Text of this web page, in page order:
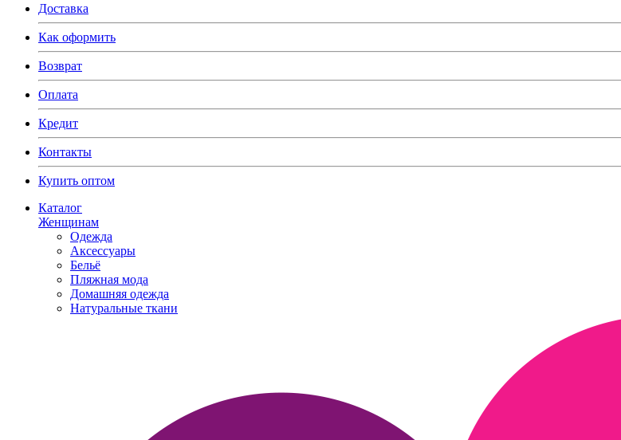
Доставка
Как оформить
Возврат
Оплата
Кредит
Контакты
Купить оптом
Каталог
Женщинам
Одежда
Аксессуары
Бельё
Пляжная мода
Домашняя одежда
Натуральные ткани